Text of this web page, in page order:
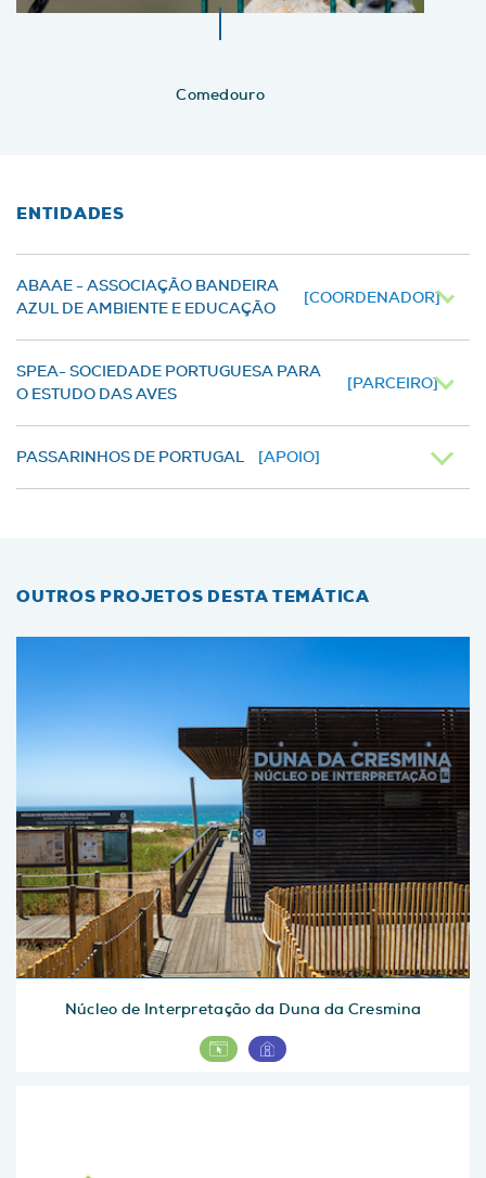
Comedouro
ENTIDADES
ABAAE - ASSOCIAÇÃO BANDEIRA
AZUL DE AMBIENTE E EDUCAÇÃO
[COORDENADOR]
SPEA- SOCIEDADE PORTUGUESA PARA
O ESTUDO DAS AVES
[PARCEIRO]
PASSARINHOS DE PORTUGAL [APOIO]
OUTROS PROJETOS DESTA TEMÁTICA
Núcleo de Interpretação da Duna da Cresmina